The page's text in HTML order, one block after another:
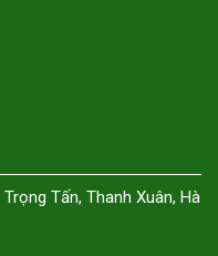
Tấn, Thanh Xuân, Hà